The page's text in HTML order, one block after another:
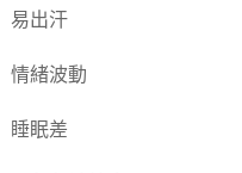
易出汗
情緒波動
睡眠差